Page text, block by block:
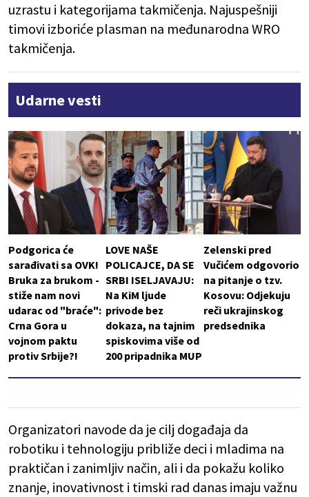
uzrastu i kategorijama takmičenja. Najuspešniji
timovi izboriće plasman na međunarodna WRO
takmičenja.
Udarne vesti
Podgorica će
sarađivati sa OVK!
Bruka za brukom -
stiže nam novi
udarac od "braće":
Crna Gora u
vojnom paktu
protiv Srbije?!
LOVE NAŠE
POLICAJCE, DA SE
SRBI ISELJAVAJU:
Na KiM ljude
privode bez
dokaza, na tajnim
spiskovima više od
200 pripadnika MUP
Zelenski pred
Vučićem odgovorio
na pitanje o tzv.
Kosovu: Odjekuju
reči ukrajinskog
predsednika
Organizatori navode da je cilj događaja da
robotiku i tehnologiju približe deci i mladima na
praktičan i zanimljiv način, ali i da pokažu koliko
znanje, inovativnost i timski rad danas imaju važnu